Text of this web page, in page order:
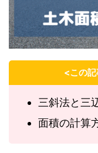
<この
三斜法と三
面積の計算